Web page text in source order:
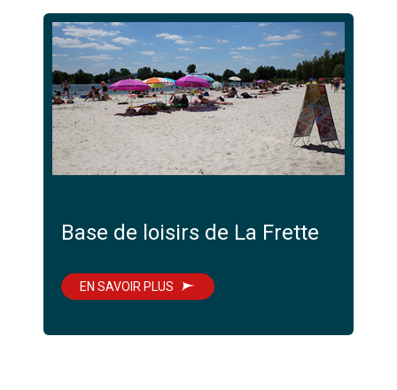
Base de loisirs de La Frette
EN SAVOIR PLUS